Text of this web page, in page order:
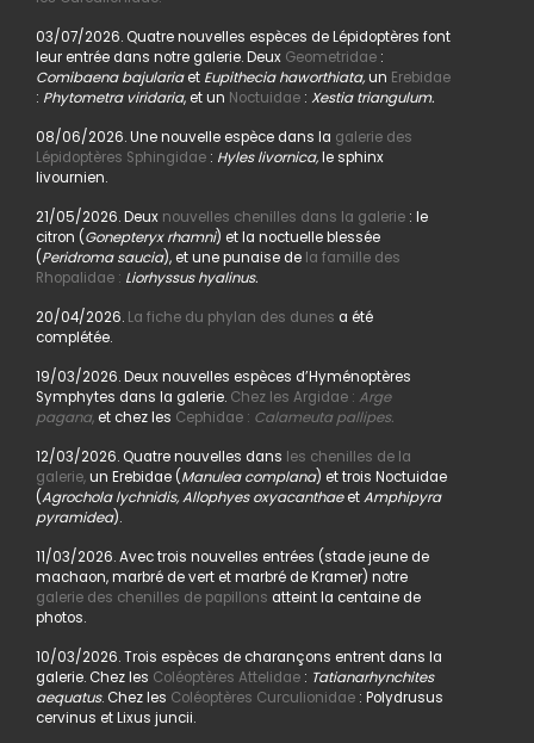
03/07/2026. Quatre nouvelles espèces de Lépidoptères font
leur entrée dans notre galerie. Deux Geometridae:
Comibaena bajulariaet Eupithecia haworthiata,un Erebidae
: Phytometra viridaria, et un Noctuidae: Xestia triangulum.
08/06/2026. Une nouvelle espèce dans la galerie des
Lépidoptères Sphingidae: Hyles livornica,le sphinx
livournien.
21/05/2026. Deux nouvelles chenilles dans la galerie : le
citron (Gonepteryx rhamni) et la noctuelle blessée
(Peridroma saucia), et une punaise dela famille des
Rhopalidae : Liorhyssus hyalinus.
20/04/2026. La fiche du phylan des dunes a été
complétée.
19/03/2026. Deux nouvelles espèces d’Hyménoptères
Symphytes dans la galerie. Chez les Argidae : Arge
pagana,et chez les Cephidae : Calameuta pallipes.
12/03/2026. Quatre nouvelles dans les chenilles de la
galerie,un Erebidae (Manulea complana) et trois Noctuidae
(Agrochola lychnidis, Allophyes oxyacanthaeetAmphipyra
pyramidea).
11/03/2026. Avec trois nouvelles entrées (stade jeune de
machaon, marbré de vert et marbré de Kramer) notre
galerie des chenilles de papillons atteint la centaine de
photos.
10/03/2026. Trois espèces de charançons entrent dans la
galerie. Chez les Coléoptères Attelidae: Tatianarhynchites
aequatus. Chez les Coléoptères Curculionidae: Polydrusus
cervinus et Lixus juncii.